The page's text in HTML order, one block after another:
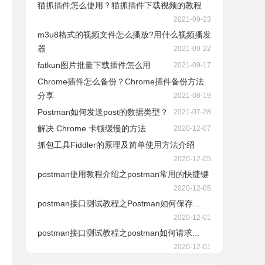
猫抓插件怎么使用？猫抓插件下载视频的教程
2021-09-23
m3u8格式的视频文件怎么播放?用什么视频播发
器
2021-09-22
fatkun图片批量下载插件怎么用 2021-09-17
Chrome插件怎么备份？Chrome插件备份方法
分享
2021-08-19
Postman如何发送post的数据类型？ 2021-07-28
解决 Chrome 卡顿缓慢的方法 2020-12-07
抓包工具Fiddler的原理及简单使用方法介绍
2020-12-05
postman使用教程介绍之postman常用的快捷键
2020-12-05
postman接口测试教程之Postman如何保存...
2020-12-01
postman接口测试教程之postman如何请求...
2020-12-01